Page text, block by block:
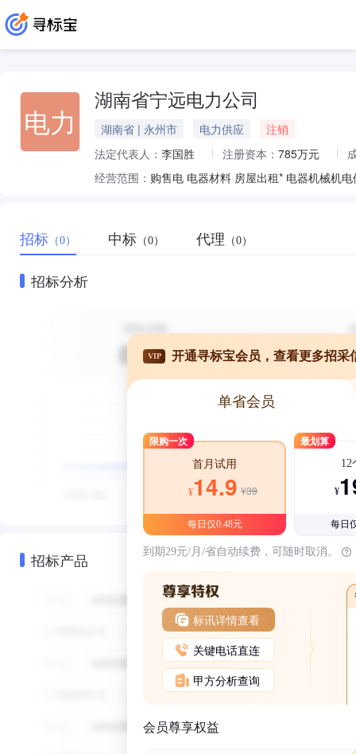
电力
湖南省宁远电力公司
湖南省 | 永州市 电力供应
注销
法定代表人： 李国胜 注册资本： 785万元
经营范围： 购售电 电器材料 房屋出租* 电器机械机
招标 （0） 中标 （0） 代理 （0）
招标分析
招标产品
VIP 开通寻标宝会员，查看更多招采
单省会员
限购一次
首月试用
¥14.9 ¥39
每日仅0.48元
最划算
12
¥
每日
到期29元/月/省自动续费，可随时取消。
标讯详情查看
关键电话直连
甲方分析查询
会员尊享权益